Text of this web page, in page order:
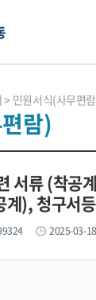
민원서식(사무편
람)
서류 (착공
계), 청구서
2025-03-18